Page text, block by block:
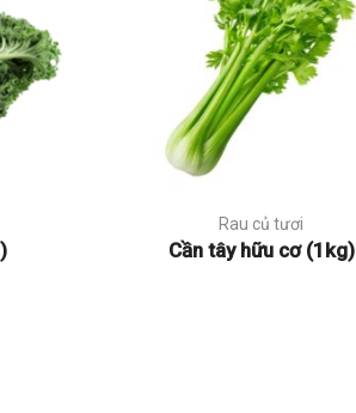
Rau củ tươi
Cần tây hữu cơ (1kg)